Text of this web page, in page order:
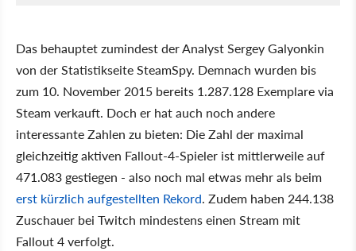
Das behauptet zumindest der Analyst Sergey Galyonkin
von der Statistikseite SteamSpy. Demnach wurden bis
zum 10. November 2015 bereits 1.287.128 Exemplare via
Steam verkauft. Doch er hat auch noch andere
interessante Zahlen zu bieten: Die Zahl der maximal
gleichzeitig aktiven Fallout-4-Spieler ist mittlerweile auf
471.083 gestiegen - also noch mal etwas mehr als beim
erst kürzlich aufgestellten Rekord. Zudem haben 244.138
Zuschauer bei Twitch mindestens einen Stream mit
Fallout 4 verfolgt.